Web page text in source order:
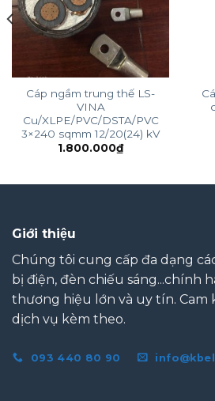
Cáp ngầm trung thế LS-
VINA
Cu/XLPE/PVC/DSTA/PVC
3×240 sqmm 12/20(24) kV
1.800.000₫
Giới thiệu
Chúng tôi cung cấp đa dạng
bị điện, đèn chiếu sáng...chính
thương hiệu lớn và uy tín. Cam
dịch vụ kèm theo.
093 440 80 90